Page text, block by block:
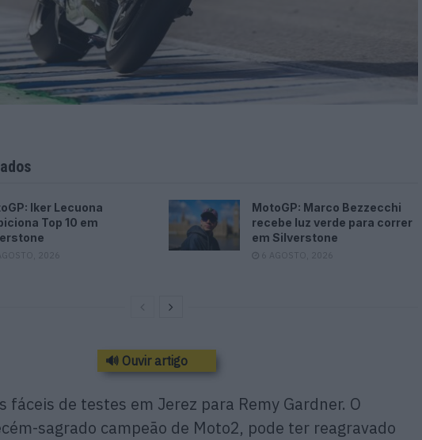
Iker Lecuona
Top 10 em
2026
MotoGP: Marco Bezzecchi
recebe luz verde para correr
em Silverstone
6 AGOSTO, 2026
🔊 Ouvir artigo
fáceis de testes em Jerez para Remy Gardner. O
sagrado campeão de Moto2, pode ter reagravado